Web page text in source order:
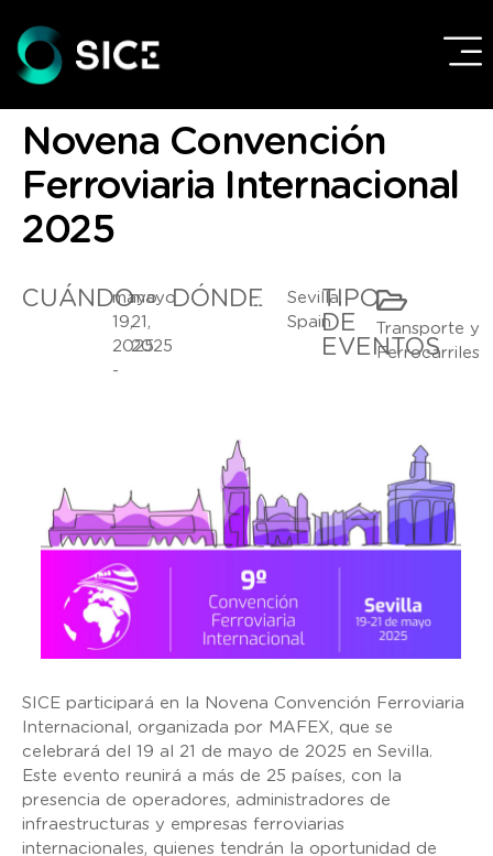
Novena Convención
Ferroviaria Internacional
2025
CUÁNDOmayo
19,
2025
-
mayo
21,
2025
DÓNDE
Sevilla,
Spain
TIPO
DE
EVENTOS
Transporte y
Ferrocarriles
SICE participará en la Novena Convención Ferroviaria
Internacional, organizada por MAFEX, que se
celebrará del 19 al 21 de mayo de 2025 en Sevilla.
Este evento reunirá a más de 25 países, con la
presencia de operadores, administradores de
infraestructuras y empresas ferroviarias
internacionales, quienes tendrán la oportunidad de